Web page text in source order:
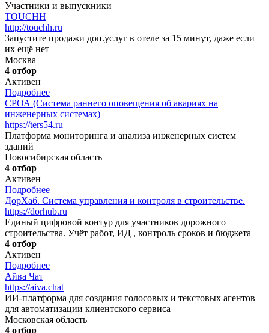
Участники и выпускники
TOUCHH
http://touchh.ru
Запустите продажи доп.услуг в отеле за 15 минут, даже если
их ещё нет
Москва
4 отбор
Активен
Подробнее
СРОА (Система раннего оповещения об авариях на
инженерных системах)
https://ters54.ru
Платформа мониторинга и анализа инженерных систем
зданий
Новосибирская область
4 отбор
Активен
Подробнее
ДорХаб. Система управления и контроля в строительстве.
https://dorhub.ru
Единый цифровой контур для участников дорожного
строительства. Учёт работ, ИД , контроль сроков и бюджета
4 отбор
Активен
Подробнее
Айва Чат
https://aiva.chat
ИИ-платформа для создания голосовых и текстовых агентов
для автоматизации клиентского сервиса
Московская область
4 отбор